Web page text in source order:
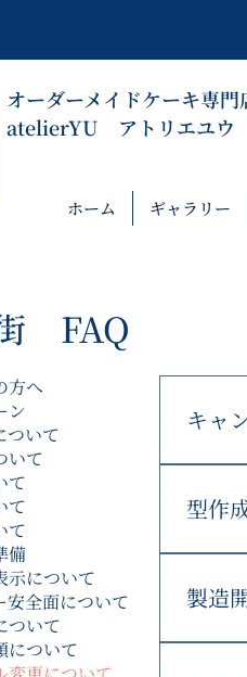
オーダーメイドケーキ専門
​atelierYU アトリエユウ
ホーム ギャラリー
FAQ
方へ
ン
ついて
いて
て
て
て
備
示について
安全面について
ついて
について
キャ
セルは
型作
す。
製造